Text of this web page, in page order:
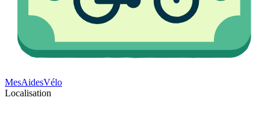
MesAidesVélo
Localisation